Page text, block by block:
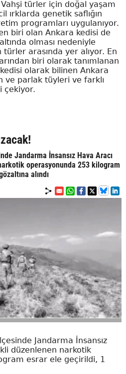
türler için doğal yaşam
ırklarda genetik saflığın
programları uygulanıyor.
biri olan Ankara kedisi de
olması nedeniyle
arasında yer alıyor. En
biri olarak tanımlanan
olarak bilinen Ankara
ve parlak tüyleri ve farklı
çekiyor.
Jandarma İnsansız Hava Aracı
operasyonunda 253 kilogram
alındı
Jandarma İnsansız
düzenlenen narkotik
esrar ele geçirildi, 1